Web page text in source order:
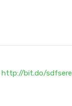
http://bit.do/sdfsere